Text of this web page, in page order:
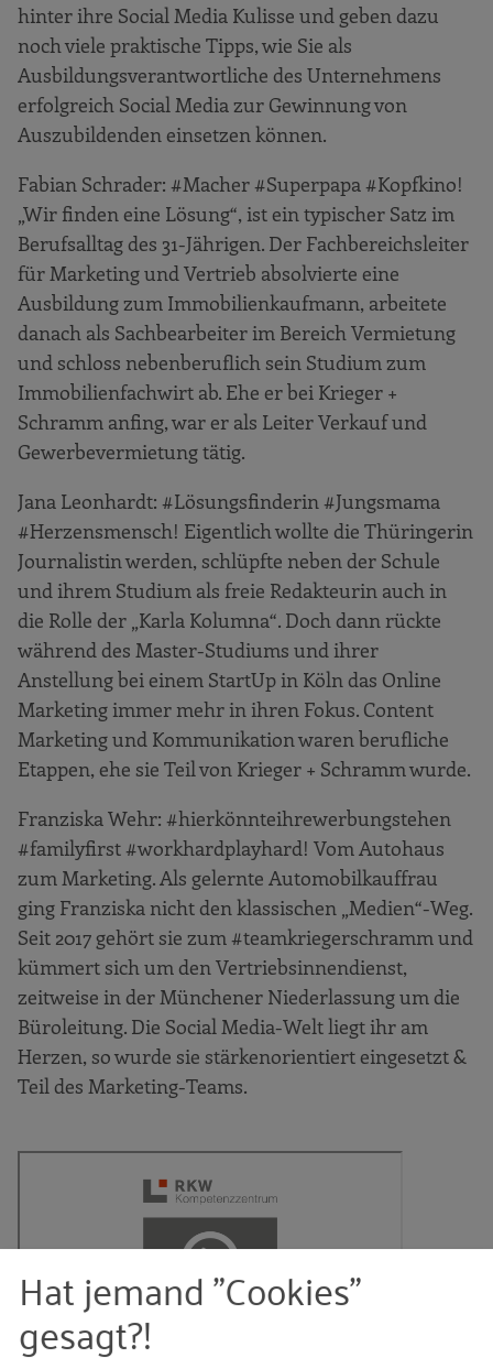
hinter ihre Social Media Kulisse und geben dazu
noch viele praktische Tipps, wie Sie als
Ausbildungsverantwortliche des Unternehmens
erfolgreich Social Media zur Gewinnung von
Auszubildenden einsetzen können.
Fabian Schrader: #Macher #Superpapa #Kopfkino!
„Wir finden eine Lösung“, ist ein typischer Satz im
Berufsalltag des 31-Jährigen. Der Fachbereichsleiter
für Marketing und Vertrieb absolvierte eine
Ausbildung zum Immobilienkaufmann, arbeitete
danach als Sachbearbeiter im Bereich Vermietung
und schloss nebenberuflich sein Studium zum
Immobilienfachwirt ab. Ehe er bei Krieger +
Schramm anfing, war er als Leiter Verkauf und
Gewerbevermietung tätig.
Jana Leonhardt: #Lösungsfinderin #Jungsmama
#Herzensmensch! Eigentlich wollte die Thüringerin
Journalistin werden, schlüpfte neben der Schule
und ihrem Studium als freie Redakteurin auch in
die Rolle der „Karla Kolumna“. Doch dann rückte
während des Master-Studiums und ihrer
Anstellung bei einem StartUp in Köln das Online
Marketing immer mehr in ihren Fokus. Content
Marketing und Kommunikation waren berufliche
Etappen, ehe sie Teil von Krieger + Schramm wurde.
Franziska Wehr: #hierkönnteihrewerbungstehen
#familyfirst #workhardplayhard! Vom Autohaus
zum Marketing. Als gelernte Automobilkauffrau
ging Franziska nicht den klassischen „Medien“-Weg.
Seit 2017 gehört sie zum #teamkriegerschramm und
kümmert sich um den Vertriebsinnendienst,
zeitweise in der Münchener Niederlassung um die
Büroleitung. Die Social Media-Welt liegt ihr am
Herzen, so wurde sie stärkenorientiert eingesetzt &
Teil des Marketing-Teams.
Hat jemand "Cookies"
gesagt?!